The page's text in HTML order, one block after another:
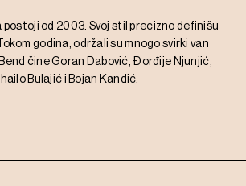
postoji od 2003. Svoj stil precizno definišu
godina, održali su mnogo svirki van
čine Goran Dabović, Đorđije Njunjić,
Bulajić i Bojan Kandić.